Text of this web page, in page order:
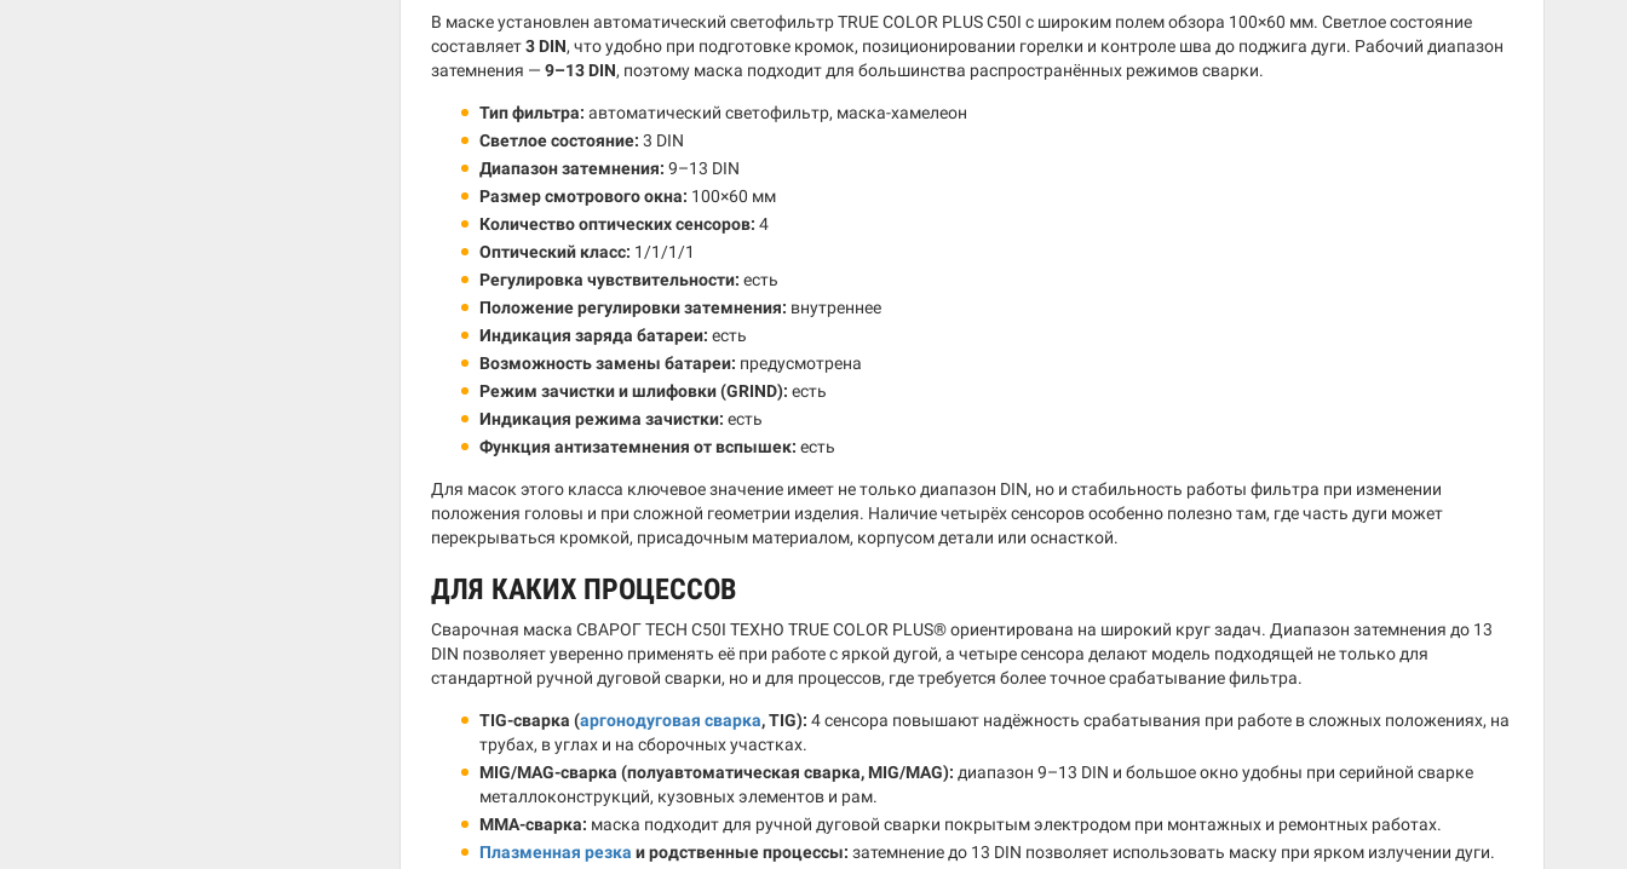
В маске установлен автоматический светофильтр TRUE COLOR PLUS C50I с широким полем обзора 100×60 мм. Светлое состояние
составляет3 DIN, что удобно при подготовке кромок, позиционировании горелки и контроле шва до поджига дуги. Рабочий диапазон
затемнения — 9–13 DIN, поэтому маска подходит для большинства распространённых режимов сварки.
Тип фильтра: автоматический светофильтр, маска-хамелеон
Светлое состояние: 3 DIN
Диапазон затемнения: 9–13 DIN
Размер смотрового окна: 100×60 мм
Количество оптических сенсоров: 4
Оптический класс: 1/1/1/1
Регулировка чувствительности: есть
Положение регулировки затемнения: внутреннее
Индикация заряда батареи: есть
Возможность замены батареи: предусмотрена
Режим зачистки и шлифовки (GRIND): есть
Индикация режима зачистки: есть
Функция антизатемнения от вспышек: есть
Для масок этого класса ключевое значение имеет не только диапазон DIN, но и стабильность работы фильтра при изменении
положения головы и при сложной геометрии изделия. Наличие четырёх сенсоров особенно полезно там, где часть дуги может
перекрываться кромкой, присадочным материалом, корпусом детали или оснасткой.
ДЛЯ КАКИХ ПРОЦЕССОВ
Сварочная маска СВАРОГ TECH C50I ТЕХНО TRUE COLOR PLUS® ориентирована на широкий круг задач. Диапазон затемнения до 13
DIN позволяет уверенно применять её при работе с яркой дугой, а четыре сенсора делают модель подходящей не только для
стандартной ручной дуговой сварки, но и для процессов, где требуется более точное срабатывание фильтра.
TIG-сварка (аргонодуговая сварка, TIG): 4 сенсора повышают надёжность срабатывания при работе в сложных положениях, на
трубах, в углах и на сборочных участках.
MIG/MAG-сварка (полуавтоматическая сварка, MIG/MAG): диапазон 9–13 DIN и большое окно удобны при серийной сварке
металлоконструкций, кузовных элементов и рам.
MMA-сварка: маска подходит для ручной дуговой сварки покрытым электродом при монтажных и ремонтных работах.
Плазменная резка и родственные процессы: затемнение до 13 DIN позволяет использовать маску при ярком излучении дуги.